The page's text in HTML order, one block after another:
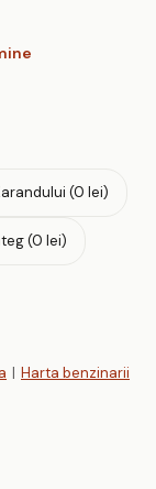
(0 lei)
(0 lei)
| Harta benzinarii